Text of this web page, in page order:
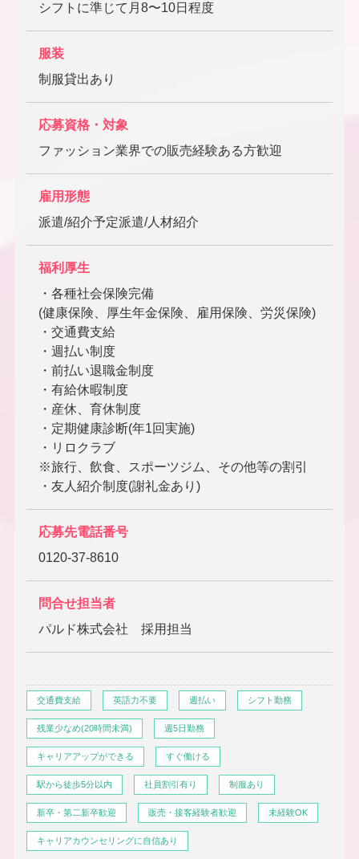
シフトに準じて月8〜10日程度
服装
制服貸出あり
応募資格・対象
ファッション業界での販売経験ある方歓迎
雇用形態
派遣/紹介予定派遣/人材紹介
福利厚生
・各種社会保険完備
(健康保険、厚生年金保険、雇用保険、労災保険)
・交通費支給
・週払い制度
・前払い退職金制度
・有給休暇制度
・産休、育休制度
・定期健康診断(年1回実施)
・リロクラブ
※旅行、飲食、スポーツジム、その他等の割引
・友人紹介制度(謝礼金あり)
応募先電話番号
0120-37-8610
問合せ担当者
パルド株式会社 採用担当
交通費支給 英語力不要 週払い シフト勤務
残業少なめ(20時間未満) 週5日勤務
キャリアアップができる すぐ働ける
駅から徒歩5分以内 社員割引有り 制服あり
新卒・第二新卒歓迎 販売・接客経験者歓迎 未経験OK
キャリアカウンセリングに自信あり